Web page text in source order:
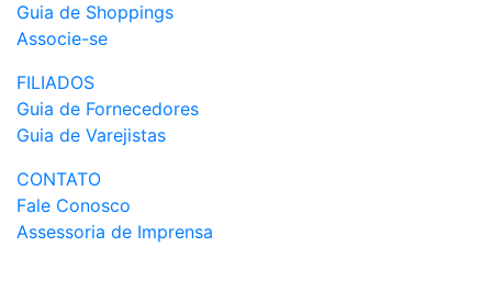
Guia de Shoppings
Associe-se
FILIADOS
Guia de Fornecedores
Guia de Varejistas
CONTATO
Fale Conosco
Assessoria de Imprensa